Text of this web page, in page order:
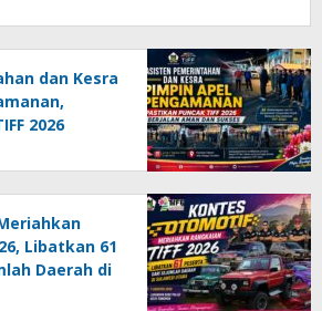
dan Kesra
2026
Libatkan 61
Daerah di